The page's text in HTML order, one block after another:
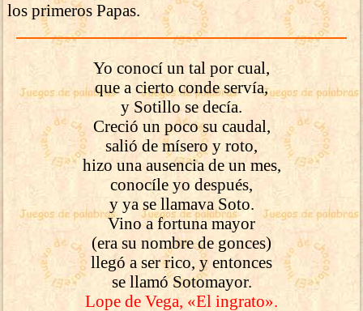
los primeros Papas.
Yo conocí un tal por cual,
que a cierto conde servía,
y Sotillo se decía.
Creció un poco su caudal,
salió de mísero y roto,
hizo una ausencia de un mes,
conocíle yo después,
y ya se llamava Soto.
Vino a fortuna mayor
(era su nombre de gonces)
llegó a ser rico, y entonces
se llamó Sotomayor.
Lope de Vega, «El ingrato».